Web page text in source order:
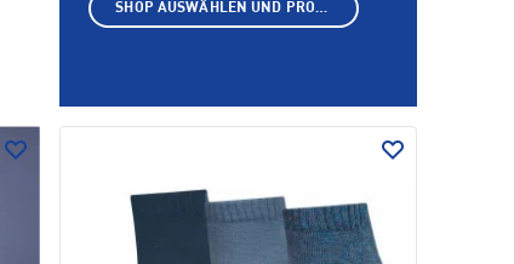
SHOP AUSWÄHLEN UND PRODUKTE ANZEIGEN